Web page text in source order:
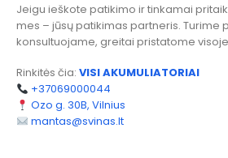
Jeigu ieškote patikimo ir tinkamai
mes – jūsų patikimas partneris. Turime
konsultuojame, greitai pristatome
Rinkitės čia: VISI AKUMULIATORIAI
+37069000044
Ozo g. 30B, Vilnius
mantas@svinas.lt